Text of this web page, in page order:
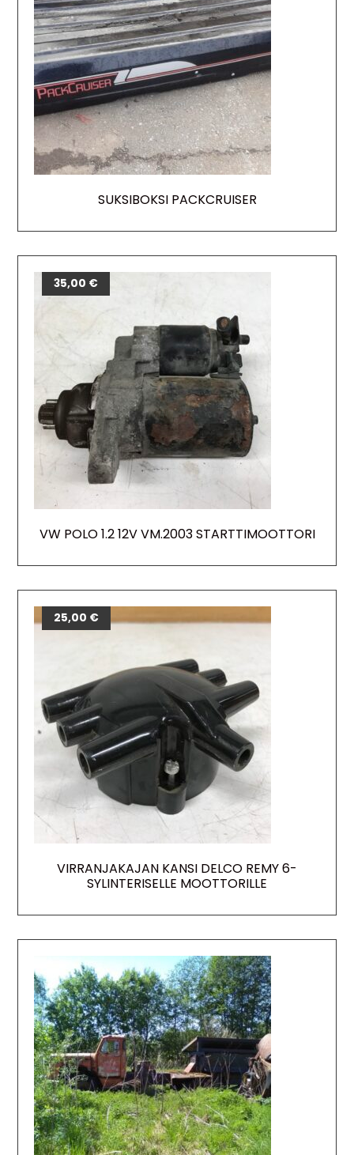
SUKSIBOKSI PACKCRUISER
VW POLO 1.2 12V VM.2003 STARTTIMOOTTORI
35,00 €
VIRRANJAKAJAN KANSI DELCO REMY 6-
SYLINTERISELLE MOOTTORILLE
25,00 €